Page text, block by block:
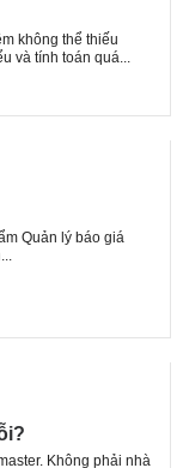
không thể thiếu
và tính toán quá...
Quản lý báo giá
Không phải nhà